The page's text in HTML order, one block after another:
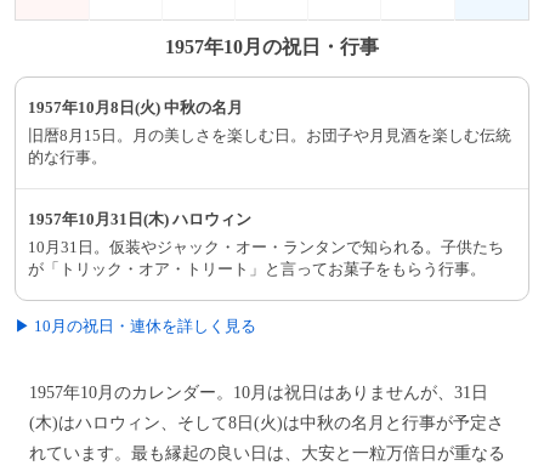
1957年10月の祝日・行事
1957年10月8日(火) 中秋の名月
旧暦8月15日。月の美しさを楽しむ日。お団子や月見酒を楽しむ伝統
的な行事。
1957年10月31日(木) ハロウィン
10月31日。仮装やジャック・オー・ランタンで知られる。子供たち
が「トリック・オア・トリート」と言ってお菓子をもらう行事。
▶ 10月の祝日・連休を詳しく見る
1957年10月のカレンダー。10月は祝日はありませんが、31日
(木)はハロウィン、そして8日(火)は中秋の名月と行事が予定さ
れています。最も縁起の良い日は、大安と一粒万倍日が重なる